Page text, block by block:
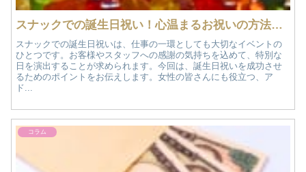
スナックでの誕生日祝い！心温まるお祝いの方法と注意点
スナックでの誕生日祝いは、仕事の一環としても大切なイベントの
ひとつです。お客様やスタッフへの感謝の気持ちを込めて、特別な
日を演出することが求められます。今回は、誕生日祝いを成功させ
るためのポイントをお伝えします。女性の皆さんにも役立つ、ア
ド...
コラム